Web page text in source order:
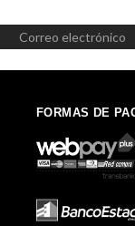
FORMAS DE